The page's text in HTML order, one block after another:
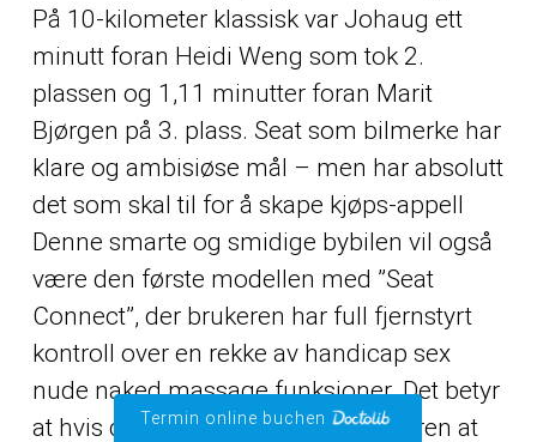
På 10-kilometer klassisk var Johaug ett
minutt foran Heidi Weng som tok 2.
plassen og 1,11 minutter foran Marit
Bjørgen på 3. plass. Seat som bilmerke har
klare og ambisiøse mål – men har absolutt
det som skal til for å skape kjøps-appell
Denne smarte og smidige bybilen vil også
være den første modellen med ”Seat
Connect”, der brukeren har full fjernstyrt
kontroll over en rekke av handicap sex
nude naked massage funksjoner. Det betyr
at hvis du sier til tippekommisjonæren at
Termin online buchen